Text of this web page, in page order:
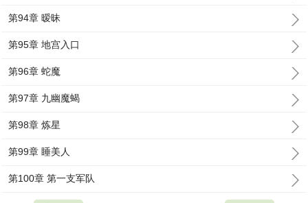
第94章 暧昧
第95章 地宫入口
第96章 蛇魔
第97章 九幽魔蝎
第98章 炼星
第99章 睡美人
第100章 第一支军队